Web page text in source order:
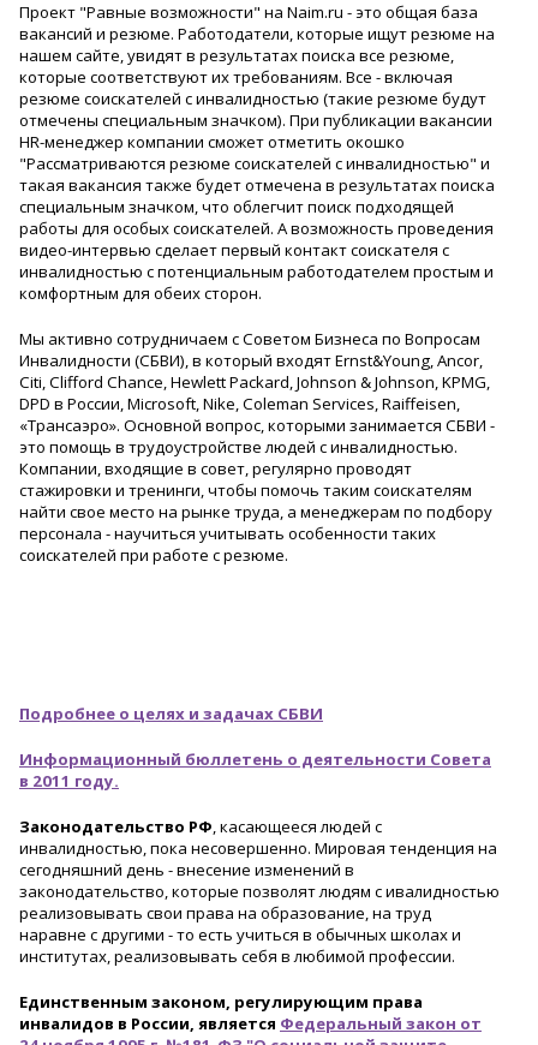
Проект "Равные возможности" на Naim.ru - это общая база
вакансий и резюме. Работодатели, которые ищут резюме на
нашем сайте, увидят в результатах поиска все резюме,
которые соответствуют их требованиям. Все - включая
резюме соискателей с инвалидностью (такие резюме будут
отмечены специальным значком). При публикации вакансии
HR-менеджер компании сможет отметить окошко
"Рассматриваются резюме соискателей с инвалидностью" и
такая вакансия также будет отмечена в результатах поиска
специальным значком, что облегчит поиск подходящей
работы для особых соискателей. А возможность проведения
видео-интервью сделает первый контакт соискателя с
инвалидностью с потенциальным работодателем простым и
комфортным для обеих сторон.
Мы активно сотрудничаем сСоветом Бизнеса по Вопросам
Инвалидности (СБВИ),в который входят Ernst&Young, Ancor,
Citi, Clifford Chance, Hewlett Packard, Johnson & Johnson, KPMG,
DPD в России, Microsoft, Nike, Coleman Services, Raiffeisen,
«Трансаэро». Основной вопрос, которыми занимается СБВИ -
это помощь в трудоустройстве людей с инвалидностью.
Компании, входящие в совет, регулярно проводят
стажировки и тренинги, чтобы помочь таким соискателям
найти свое место на рынке труда, а менеджерам по подбору
персонала - научиться учитывать особенности таких
соискателей при работе с резюме.
Подробнее о целях и задачах СБВИ
Информационный бюллетень о деятельности Совета
в 2011 году.
Законодательство РФ, касающееся людей с
инвалидностью, пока несовершенно. Мировая тенденция на
сегодняшний день - внесение изменений в
законодательство, которые позволят людям с ивалидностью
реализовывать свои права на образование, на труд
наравне с другими - то есть учиться в обычных школах и
институтах, реализовывать себя в любимой профессии.
Единственным законом, регулирующим права
инвалидов в России, является Федеральный закон от